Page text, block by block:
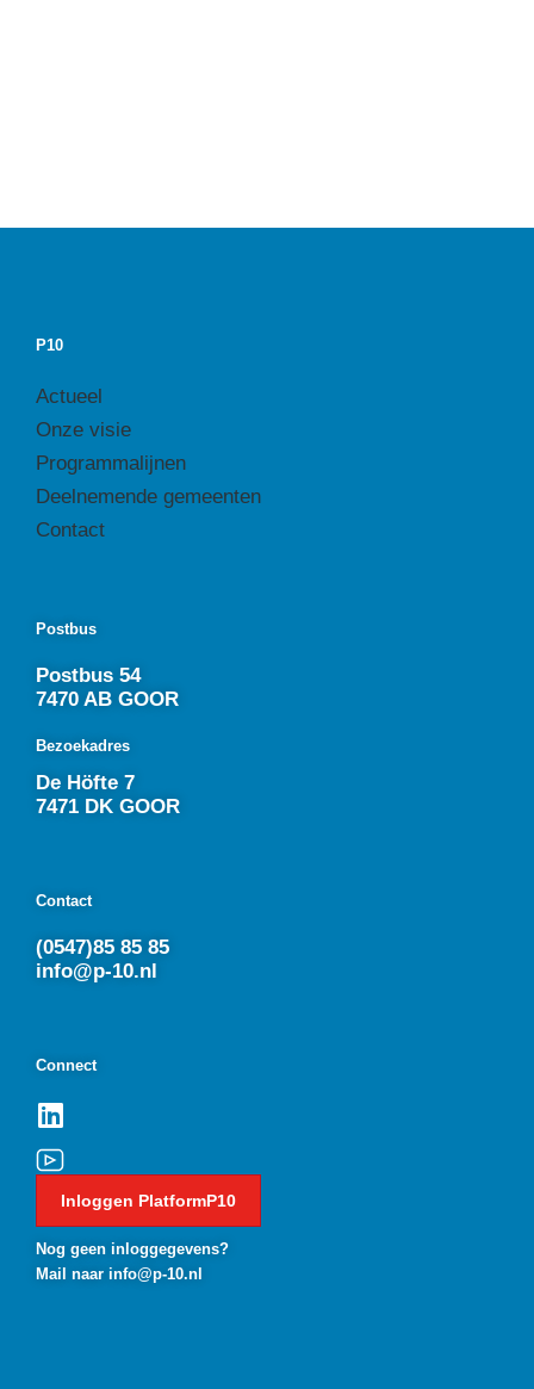
P10
Actueel
Onze visie
Programmalijnen
Deelnemende gemeenten
Contact
Postbus
Postbus 54
7470 AB GOOR
Bezoekadres
De Höfte 7
7471 DK GOOR
Contact
(0547)85 85 85
info@p-10.nl
Connect
Inloggen PlatformP10
Nog geen inloggegevens?
Mail naar info@p-10.nl